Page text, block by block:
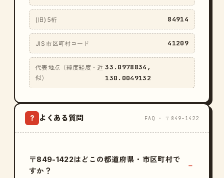
(旧) 5桁 84914
JIS 市区町村コード 41209
代表地点（緯度経度・近
似）
33.0978834,
130.0049132
? よくある質問 FAQ · 〒849-1422
〒849-1422はどこの都道府県・市区町村で
すか？